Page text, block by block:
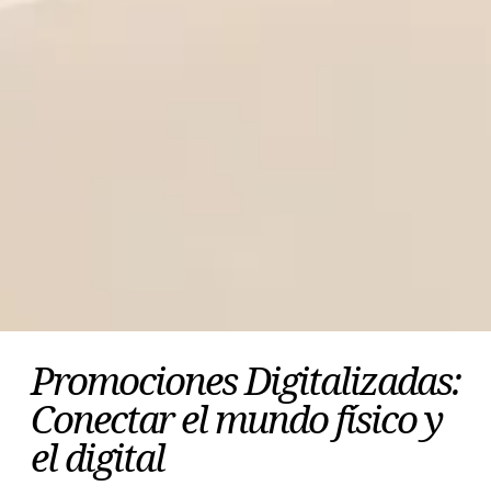
Promociones Digitalizadas:
Conectar el mundo físico y
el digital